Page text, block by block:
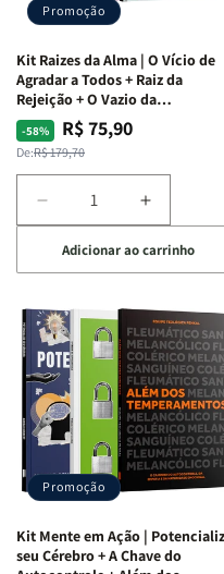
Promoção
Kit Raizes da Alma | O Vício de
Agradar a Todos + Raiz da
Rejeição + O Vazio da
Insatisfação.
-58%
Preço
normal
De:R$ 179,70
Preço
promocional
R$ 75,90
Diminuir
a
quantidade
de
Raizes
da
Alma
|
O
Vício
Agradar
a
Todos
+
Aumentar
a
de
Raizes
da
Alma
|
O
Vício
de
Agradar
Todos
+
Adicionar ao carrinho
Promoção
Kit Mente em Ação |
seu Cérebro + A Chave do